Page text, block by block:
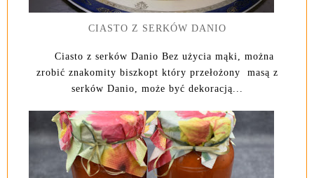
CIASTO Z SERKÓW DANIO
Ciasto z serków Danio Bez użycia mąki, można
zrobić znakomity biszkopt który przełożony masą z
serków Danio, może być dekoracją...